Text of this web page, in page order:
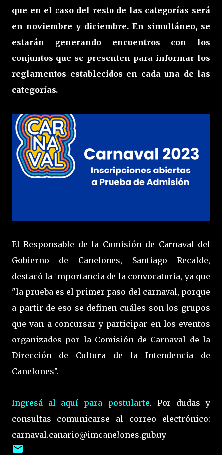
que en el caso del resto de las categorías será
en noviembre y diciembre. En simultáneo, se
estarán generando encuentros con los
conjuntos que se presenten para informar los
reglamentos establecidos en cada una de las
categorías.
El Responsable de la Comisión de Carnaval del
Gobierno de Canelones, Santiago Recalde,
destacó la importancia de la convocatoria, ya que
"la prueba es el primer paso del carnaval, porque
a partir de eso se definen cuáles son los grupos
que van a concursar y participar en los eventos
organizados por la Comisión de Carnaval de la
Dirección de Cultura de la Intendencia de
Canelones".
Ingresá al aquí para postularte. Por dudas y
consultas comunicarse al correo electrónico:
carnaval.canario@imcanelones.gub.uy